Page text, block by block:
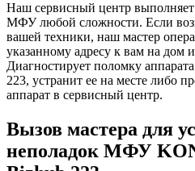
Наш сервисный центр
МФУ любой сложности. Если
вашей техники, наш мастер
указанному адресу к вам на
Диагностирует поломку
223, устранит ее на месте либо
аппарат в сервисный центр.
Вызов мастера для
неполадок МФУ